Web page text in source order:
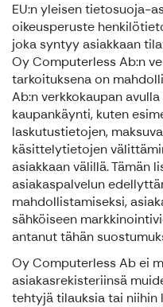
EU:n yleisen tietosuoja-
oikeusperuste
joka syntyy asiakkaan
Oy Computerless Ab:n
tarkoituksena on
Ab:n verkkokaupan
kaupankäynti, kuten
laskutustietojen,
käsittelytietojen
asiakkaan välillä. Tämän
asiakaspalvelun
mahdollistamiseksi,
sähköiseen
antanut tähän
Oy Computerless Ab ei
asiakasrekisteriinsä
tehtyjä tilauksia tai